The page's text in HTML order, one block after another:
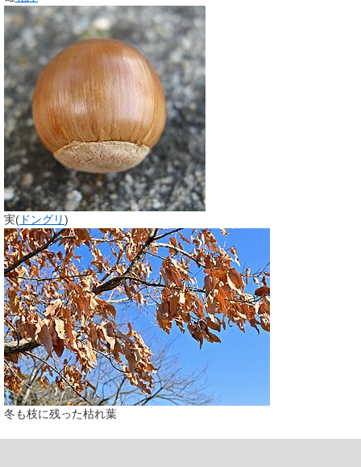
実( ドングリ)
冬も枝に残った枯れ葉